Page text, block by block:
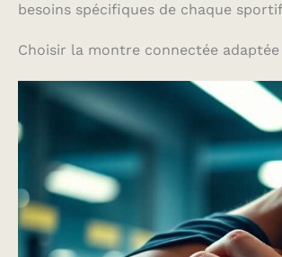
besoins spécifiques de chaque
Choisir la montre connectée